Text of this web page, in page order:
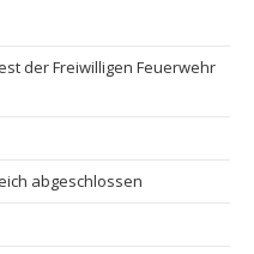
der Freiwilligen Feuerwehr
abgeschlossen